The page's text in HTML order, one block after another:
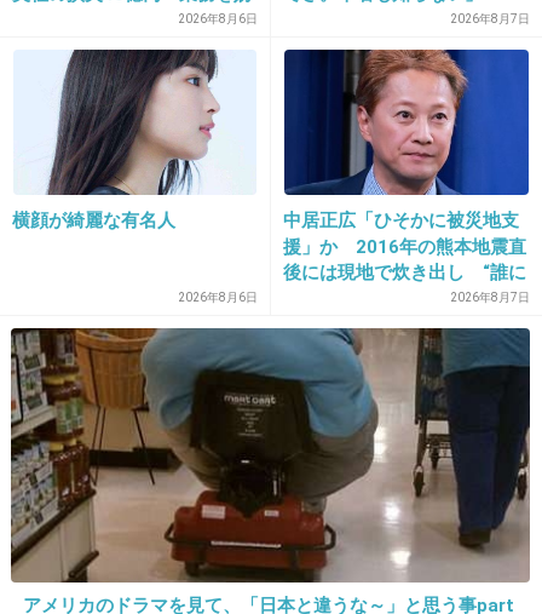
金髪に黒眉毛も変
23. 匿名2013/04/02(火) 22:20:33
この子、ももクロで唯一かわいらしいと思って
たけど、素っぴん見ると可愛くないね。
+76 -27
24. 匿名2013/04/02(火) 22:21:19
Mステの生歌ひどかった
+47 -30
害した疑いで32歳女を逮捕
2026年8月6日 2026年8月7日
横顔が綺麗な有名人
2026年8月6日
中居正広「ひそかに被災地支
援」か 2016年の熊本地震直
後には現地で炊き出し “誰に
も知られなくて良い”と、むし
ろ強まる福祉活動への思い
2026年8月7日
アメリカのドラマを見て、「日本と違うな～」と思う事part